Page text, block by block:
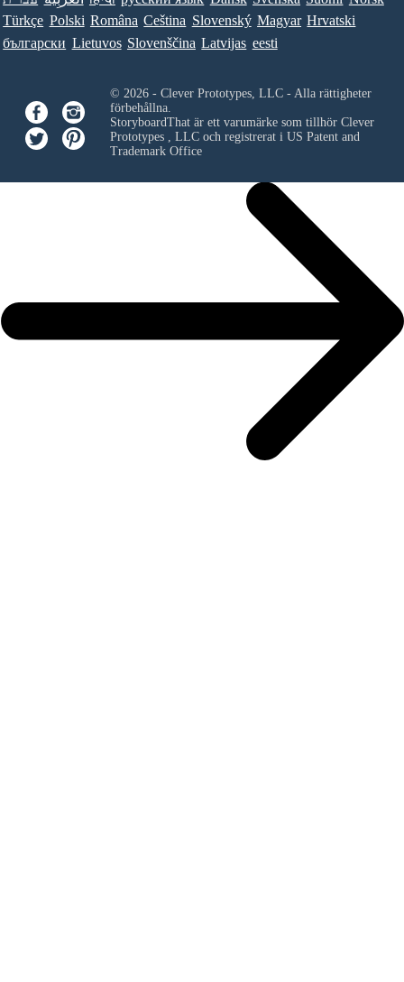
Türkçe Polski Româna Ceština Slovenský Magyar Hrvatski
български Lietuvos Slovenščina Latvijas eesti
© 2026 - Clever Prototypes, LLC - Alla rättigheter
förbehållna.
StoryboardThat är ett varumärke som tillhör Clever
Prototypes , LLCoch registrerat i US Patent and
Trademark Office